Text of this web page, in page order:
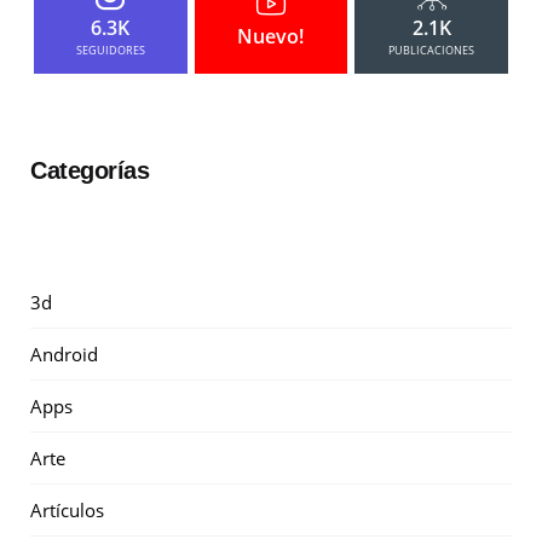
6.3K
SEGUIDORES
Nuevo! 2.1K
PUBLICACIONES
Categorías
3d
Android
Apps
Arte
Artículos